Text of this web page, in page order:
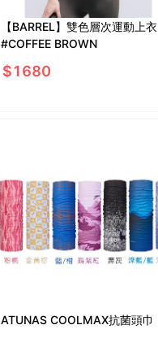
【BARREL】雙色層次運動上衣
#COFFEE BROWN
$1680
ATUNAS COOLMAX抗菌頭巾